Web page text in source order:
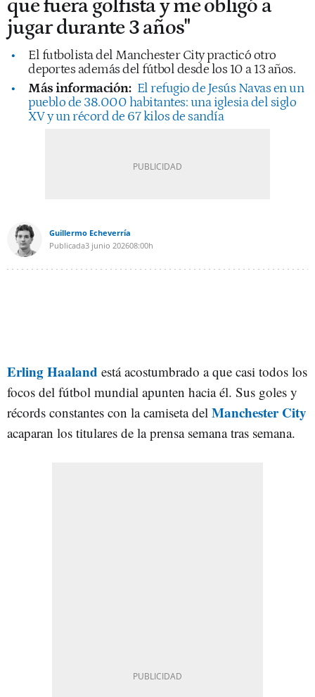
que fuera golfista y me obligó a
jugar durante 3 años"
El futbolista del Manchester City practicó otro
deportes además del fútbol desde los 10 a 13 años.
Más información: El refugio de Jesús Navas en un
pueblo de 38.000 habitantes: una iglesia del siglo
XV y un récord de 67 kilos de sandía
Guillermo Echeverría
Publicada3 junio 202608:00h
Erling Haaland está acostumbrado a que casi todos los
focos del fútbol mundial apunten hacia él. Sus goles y
récords constantes con la camiseta del Manchester City
acaparan los titulares de la prensa semana tras semana.